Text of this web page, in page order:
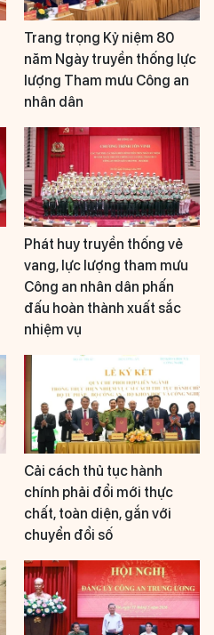
Trang trọng Kỷ niệm 80
năm Ngày truyền thống lực
lượng Tham mưu Công an
nhân dân
Phát huy truyền thống vẻ
vang, lực lượng tham mưu
Công an nhân dân phấn
đấu hoàn thành xuất sắc
nhiệm vụ
Cải cách thủ tục hành
chính phải đổi mới thực
chất, toàn diện, gắn với
chuyển đổi số